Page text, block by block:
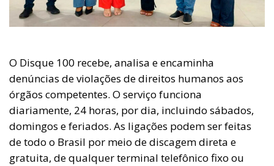
O Disque 100 recebe, analisa e encaminha
denúncias de violações de direitos humanos aos
órgãos competentes. O serviço funciona
diariamente, 24 horas, por dia, incluindo sábados,
domingos e feriados. As ligações podem ser feitas
de todo o Brasil por meio de discagem direta e
gratuita, de qualquer terminal telefônico fixo ou